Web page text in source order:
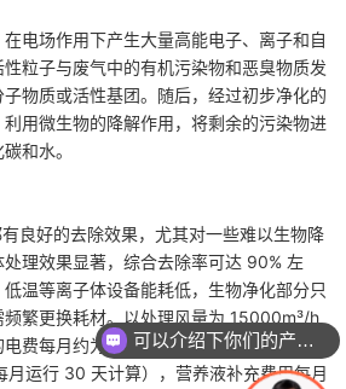
电场作用下产生大量高能电子、离子和自
粒子与废气中的有机污染物和恶臭物质发
物质或活性基团。随后，经过初步净化的
用微生物的降解作用，将剩余的污染物进
和水。
良好的去除效果，尤其对一些难以生物降
理效果显著，综合去除率可达 90% 左
温等离子体设备能耗低，生物净化部分只
繁更换耗材。以处理风量为 15000m³/h
费每月约为 3600 元（按工业用电 1 元 /
月运行 30 天计算），营养液补充费用每月
可以介绍下你们的产品么？